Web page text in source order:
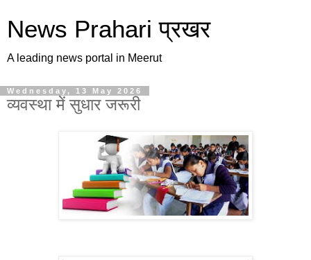
News Prahari प्रखर
A leading news portal in Meerut
Wednesday, 13 May 2026
व्यवस्था में सुधार जरूरी